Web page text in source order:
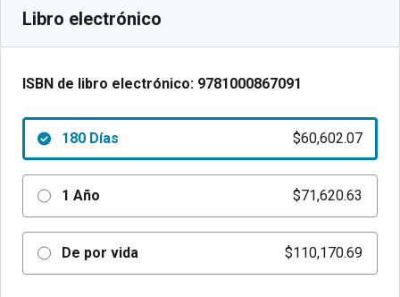
Libro electrónico
ISBN de libro electrónico: 9781000867091
180 Días $60,602.07
1 Año $71,620.63
De por vida $110,170.69